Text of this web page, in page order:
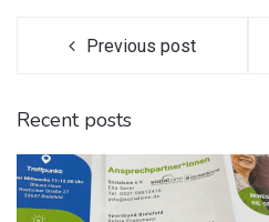
Previous post
Recent posts